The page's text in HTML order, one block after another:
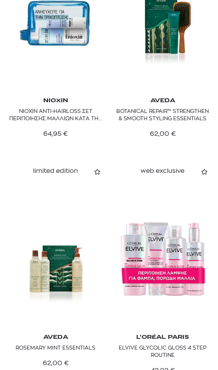
NIOXIN
NIOXIN ANTI-HAIRLOSS ΣΕΤ
ΠΕΡΙΠΟIΗΣΗΣ ΜΑΛΛΙΩΝ ΚΑΤA ΤΗΣ
64,95 €
AVEDA
BOTANICAL REPAIR™ STRENGTHEN
& SMOOTH STYLING ESSENTIALS
62,00 €
limited edition
AVEDA
ROSEMARY MINT ESSENTIALS
62,00 €
web exclusive
L’ORÉAL PARIS
ELVIVE GLYCOLIC GLOSS 4 STEP
ROUTINE